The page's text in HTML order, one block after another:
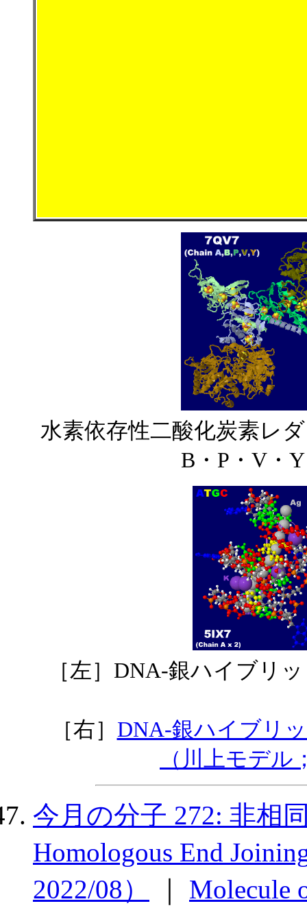
水素依存性二酸化炭素レ
B・P・V・
［左］DNA-銀ハイブリ
［右］ DNA-銀ハイブリ
（川上モデ
今月の分子 272: 非相
Homologous End
2022/08）
Molecule